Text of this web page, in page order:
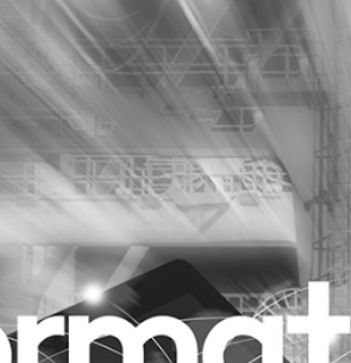
Purpose Marketing
Reputatie & crisis